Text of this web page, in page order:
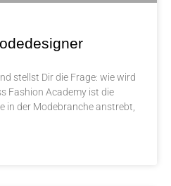
stellst Dir die Frage: wie wird
Fashion Academy ist die
in der Modebranche anstrebt,